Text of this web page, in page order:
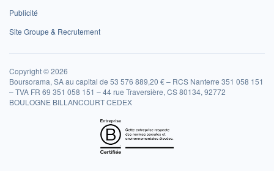
Publicité
Site Groupe & Recrutement
Copyright © 2026
Boursorama, SA au capital de 53 576 889,20 € – RCS Nanterre 351 058 151
– TVA FR 69 351 058 151 – 44 rue Traversière, CS 80134, 92772
BOULOGNE BILLANCOURT CEDEX